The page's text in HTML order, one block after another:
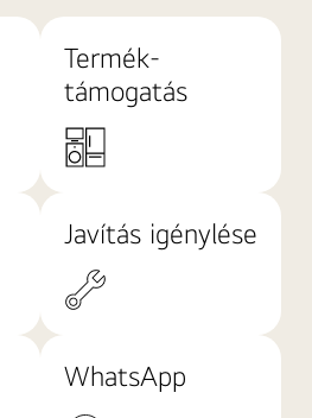
Termék-
támogatás
Javítás igénylése
WhatsApp